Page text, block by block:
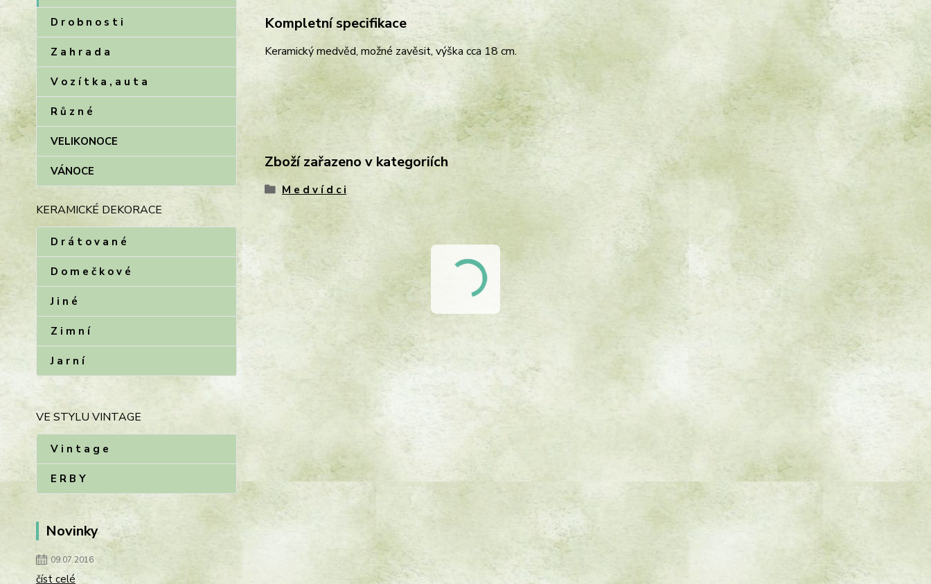
D r o b n o s t i
Z a h r a d a
V o z í t k a , a u t a
R ů z n é
VELIKONOCE
VÁNOCE
KERAMICKÉ DEKORACE
D r á t o v a n é
D o m e č k o v é
J i n é
Z i m n í
J a r n í
VE STYLU VINTAGE
V i n t a g e
E R B Y
Novinky
09.07.2016
číst celé
Kompletní specifikace
Keramický medvěd, možné zavěsit, výška cca 18 cm.
Zboží zařazeno v kategoriích
M e d v í d c i